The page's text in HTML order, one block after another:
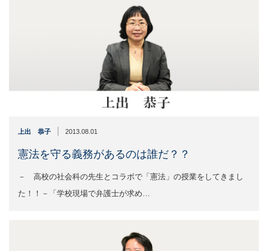
上出 恭子 2013.08.01
憲法を守る義務があるのは誰だ？？
－ 高校の社会科の先生とコラボで「憲法」の授業をしてきまし
た！！－「学校現場で弁護士が求め…